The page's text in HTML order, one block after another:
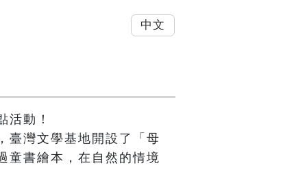
動！
臺灣文學基地開設了「母
童書繪本，在自然的情境